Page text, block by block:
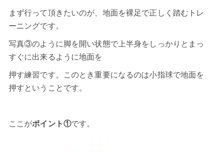
まず行って頂きたいのが、地面を裸足で正しく踏むトレ
ーニングです。
写真③のように脚を開い状態で上半身をしっかりとまっ
すぐに出来るように地面を
押す練習です。このとき重要になるのは小指球で地面を
押すということです。
ここがポイント①です。